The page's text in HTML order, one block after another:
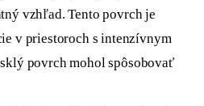
vzhľad. Tento povrch je
v priestoroch s intenzívnym
povrch mohol spôsobovať